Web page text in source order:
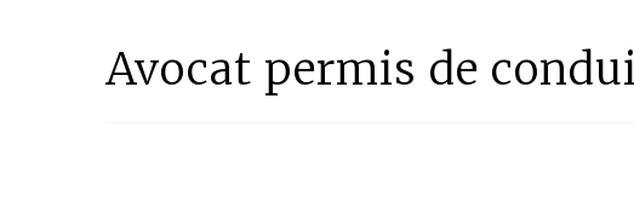
Avocat permis de